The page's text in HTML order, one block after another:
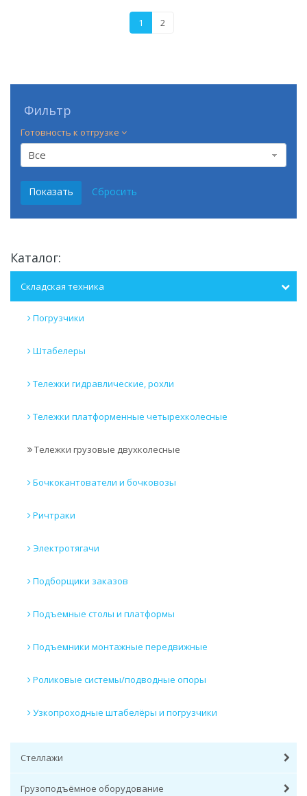
1 2
Фильтр
Готовность к отгрузке
Все
Каталог:
Складская техника
Погрузчики
Штабелеры
Тележки гидравлические, рохли
Тележки платформенные четырехколесные
Тележки грузовые двухколесные
Бочкокантователи и бочковозы
Ричтраки
Электротягачи
Подборщики заказов
Подъемные столы и платформы
Подъемники монтажные передвижные
Роликовые системы/подводные опоры
Узкопроходные штабелёры и погрузчики
Стеллажи
Грузоподъёмное оборудование